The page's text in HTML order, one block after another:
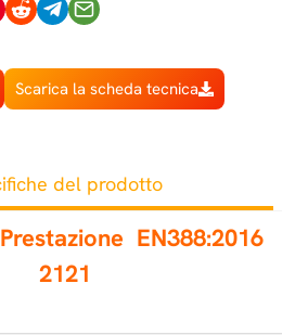
Scarica la scheda tecnica
del prodotto
EN388:2016
2121